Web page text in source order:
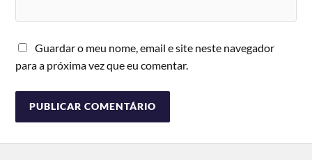
Guardar o meu nome, email e site neste navegador
para a próxima vez que eu comentar.